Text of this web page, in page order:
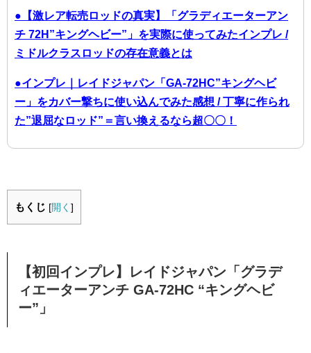
●【激レア転売ロッドの真実】「グラディエーターアン
チ 72H”キングヘビー”」を実際に使ってみたインプレ /
ミドルクラスロッドの存在意義とは
●インプレ｜レイドジャパン「GA-72HC”キングヘビ
ー」をカバー撃ちに使い込んでみた感想 / 丁寧に作られ
た”退屈なロッド”＝言い換えるなら超〇〇！
もくじ [開く ]
【初回インプレ】レイドジャパン「グラデ
ィエーターアンチ GA-72HC “キングヘビ
ー”」